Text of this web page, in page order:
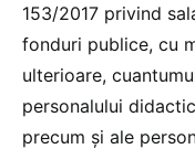
153/2017 privind
fonduri publice, cu
ulterioare,
personalului
precum și ale